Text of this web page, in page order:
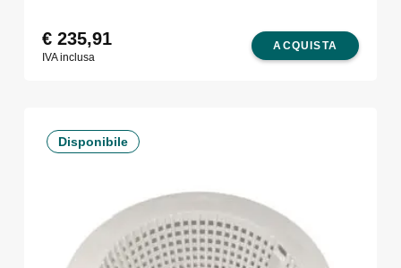
ACQUISTA
€235,91
IVA inclusa
Disponibile